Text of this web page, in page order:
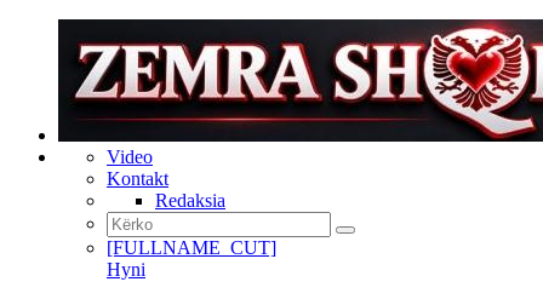
Video
Kontakt
Redaksia
[FULLNAME_CUT]
Hyni